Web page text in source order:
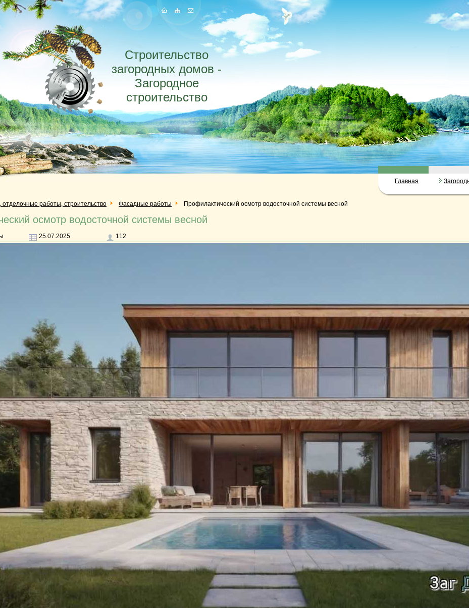
Строительство
загородных домов -
Загородное
строительство
Главная
отделочные работы, строительство Фасадные работы Профилактический осмотр водосточной системы весной
осмотр водосточной системы весной
25.07.2025 112